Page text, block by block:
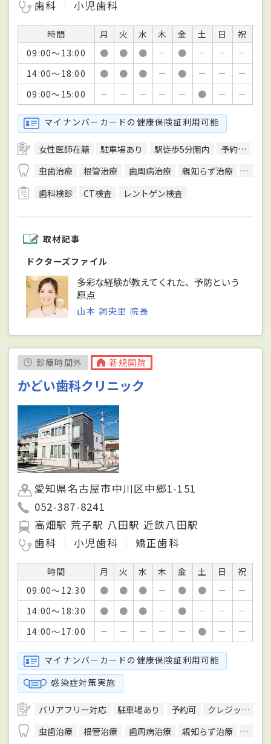
歯科
小児歯科
時間 月 火 水 木 金 土 日
祝
09:00～13:00
● ● ● － ● － －
－
14:00～18:00
● ● ● － ● － －
－
09:00～15:00
－ － － － － ● － －
マイナンバーカードの健康保険証利用可能
女性医師在籍 駐車場あり 駅徒歩5分圏内 予約可
虫歯治療
根管治療 歯周病治療 親知らず治療
顎関
歯科検診
CT検査 レントゲン検査
取材記事
ドクターズファイル
多彩な経験が教えてくれた、予防という
原点
山本 詞央里 院長
診療時間外 新規開院
かどい歯科クリニック
愛知県名古屋市中川区中郷1-151
052-387-8241
高畑駅 荒子駅 八田駅 近鉄八田駅
歯科
小児歯科 矯正歯科
時間 月 火 水 木 金 土 日
祝
09:00～12:30
● ● ● － ● ● －
－
14:00～18:30
● ● ● － ● － －
－
14:00～17:00
－ － － － － ● － －
マイナンバーカードの健康保険証利用可能
感染症対策実施
バリアフリー対応 駐車場あり 予約可
クレジットカード対応
虫歯治療
根管治療 歯周病治療 親知らず治療 顎関